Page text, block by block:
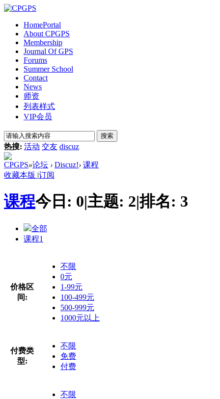
HomePortal
About CPGPS
Membership
Journal Of GPS
Forums
Summer School
Contact
News
师资
列表样式
VIP会员
搜索
热搜: 活动 交友 discuz
CPGPS»论坛 › Discuz!› 课程
收藏本版 |订阅
课程今日: 0|主题: 2|排名: 3
全部
课程1
价格区
间:
不限
0元
1-99元
100-499元
500-999元
1000元以上
付费类
型:
不限
免费
付费
不限